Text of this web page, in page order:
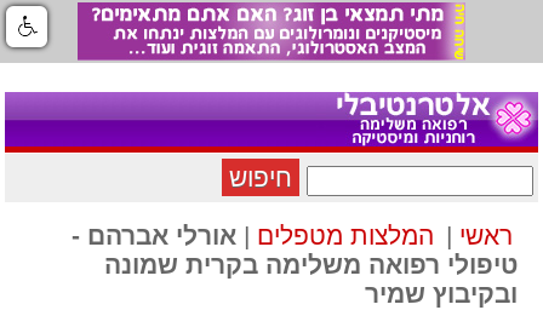
חיפוש
ראשי | המלצות מטפלים |אורלי אברהם -
טיפולי רפואה משלימה בקרית שמונה
ובקיבוץ שמיר